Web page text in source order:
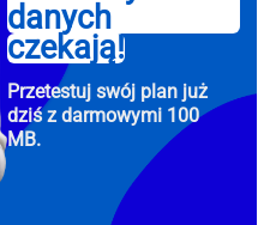
danych
czekają!
Przetestuj swój plan już
dziś z darmowymi 100
MB.